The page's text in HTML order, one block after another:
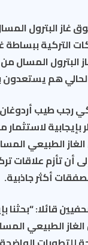
غاز البترول
التركية ببساطة
المسال
هم يستعدون
رجب طيب
بإيجابية
الطبيعي
أن تأزم علاقات
أكثر جاذبية.
قائلا: “بحثنا
الطبيعي